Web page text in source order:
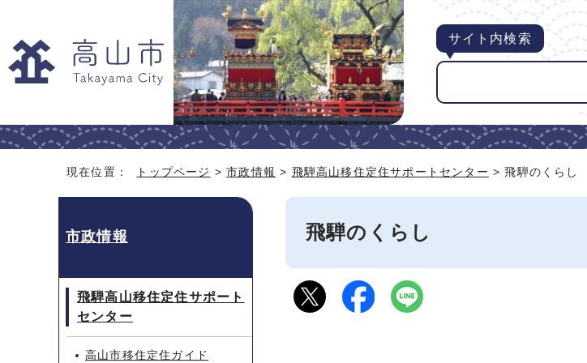
サイト内検索
現在位置： トップページ >市政情報 > 飛騨高山移住定住サポートセンター > 飛騨のくらし
飛騨のくらし
市政情報
飛騨高山移住定住サポート
センター
高山市移住定住ガイド